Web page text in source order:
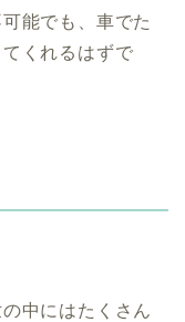
能でも、車でた
くれるはずで
中にはたくさん